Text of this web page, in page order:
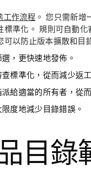
工作流程 。 您只需新增
準化。 規則可自動
以防止版本擴散和目
，更快速地發佈。
標準化，從而減少返工
給適當的所有者，從
度地減少目錄錯誤。
目錄